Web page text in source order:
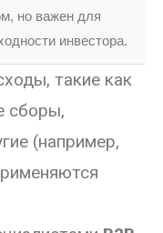
но важен для
инвестора.
такие как
сборы,
(например,